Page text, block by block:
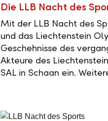
Die LLB Nacht des
Mit der LLB Nacht des
und das Liechtenstein
Geschehnisse des
Akteure des
SAL in Schaan ein.